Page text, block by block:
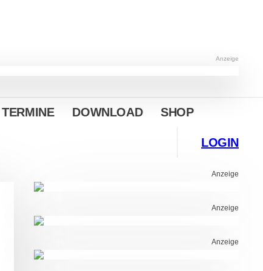
Anzeige
TERMINE DOWNLOAD SHOP
LOGIN
Anzeige
Anzeige
Anzeige